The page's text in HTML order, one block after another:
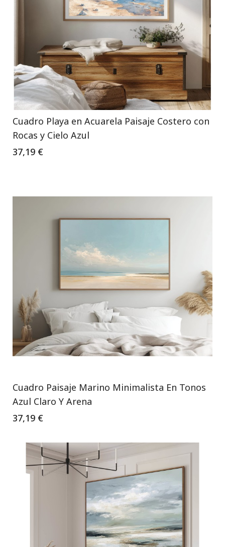
Cuadro Playa en Acuarela Paisaje Costero con
Rocas y Cielo Azul
37,19 €
Cuadro Paisaje Marino Minimalista En Tonos
Azul Claro Y Arena
37,19 €